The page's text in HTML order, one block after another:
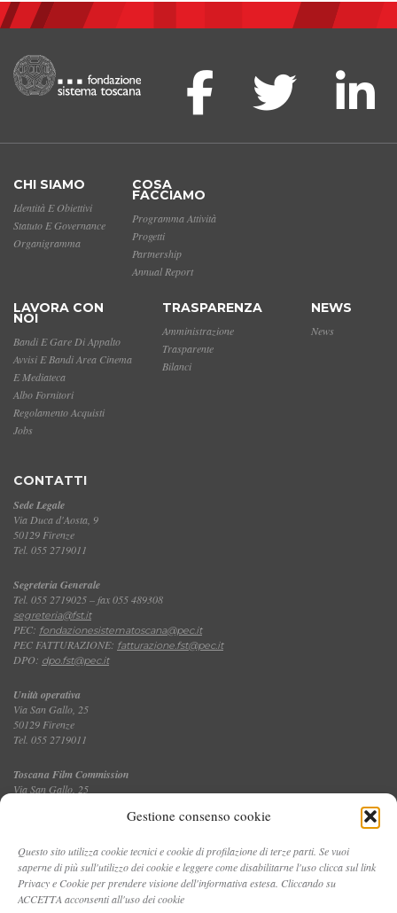
Gestione consenso cookie
Questo sito utilizza cookie tecnici e cookie di profilazione di terze parti. Se vuoi
saperne di più sull'utilizzo dei cookie e leggere come disabilitarne l'uso clicca sul link
Privacy e Cookie per prendere visione dell'informativa estesa. Cliccando su
ACCETTA acconsenti all'uso dei cookie
CHI SIAMO
Identità E Obiettivi
Statuto E Governance
Organigramma
COSA
FACCIAMO
Programma Attività
Progetti
Partnership
Annual Report
LAVORA CON
NOI
Bandi E Gare Di Appalto
Avvisi E Bandi Area Cinema
E Mediateca
Albo Fornitori
Regolamento Acquisti
Jobs
TRASPARENZA
Amministrazione
Trasparente
Bilanci
NEWS
News
CONTATTI
Sede Legale
Via Duca d'Aosta, 9
50129 Firenze
Tel. 055 2719011
Segreteria Generale
Tel. 055 2719025 – fax 055 489308
segreteria@fst.it
PEC: fondazionesistematoscana@pec.it
PEC FATTURAZIONE: fatturazione.fst@pec.it
DPO: dpo.fst@pec.it
Unità operativa
Via San Gallo, 25
50129 Firenze
Tel. 055 2719011
Toscana Film Commission
Via San Gallo, 25
CONTATTI